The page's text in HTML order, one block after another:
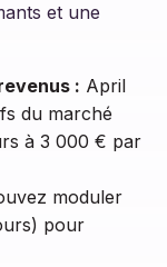
et une
: April
du marché
à 3 000 € par
moduler
pour